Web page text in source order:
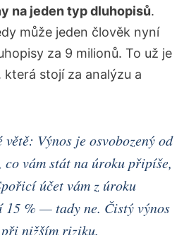
na jeden typ dluhopisů.
může jeden člověk nyní
za 9 milionů. To už je
která stojí za analýzu a
Výnos je osvobozený od
co vám stát na úroku připíše,
účet vám z úroku
15 % — tady ne. Čistý výnos
nižším riziku.